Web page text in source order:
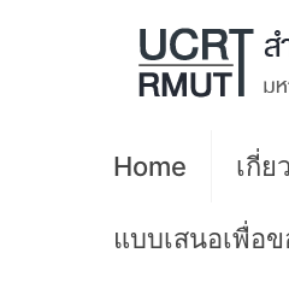
Home เกี่ย
แบบเสนอเพื่อ